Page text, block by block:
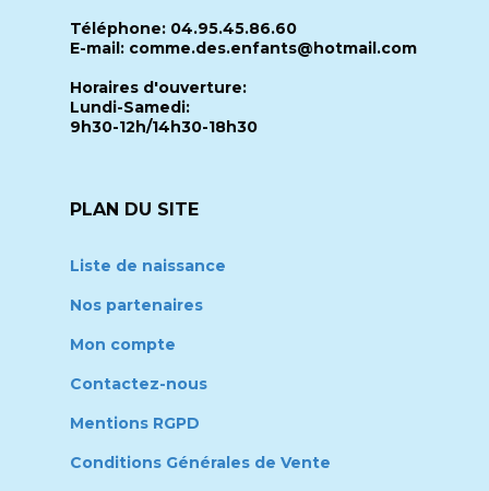
Téléphone: 04.95.45.86.60
E-mail: comme.des.enfants@hotmail.com
Horaires d'ouverture:
Lundi-Samedi:
9h30-12h/14h30-18h30
PLAN DU SITE
Liste de naissance
Nos partenaires
Mon compte
Contactez-nous
Mentions RGPD
Conditions Générales de Vente